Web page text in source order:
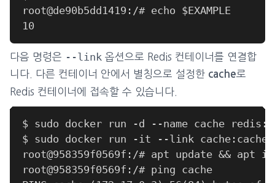
다음 명령은 --link 옵션으로 Redis 컨테이너를 연결합
니다. 다른 컨테이너 안에서 별칭으로 설정한 cache로
Redis 컨테이너에 접속할 수 있습니다.